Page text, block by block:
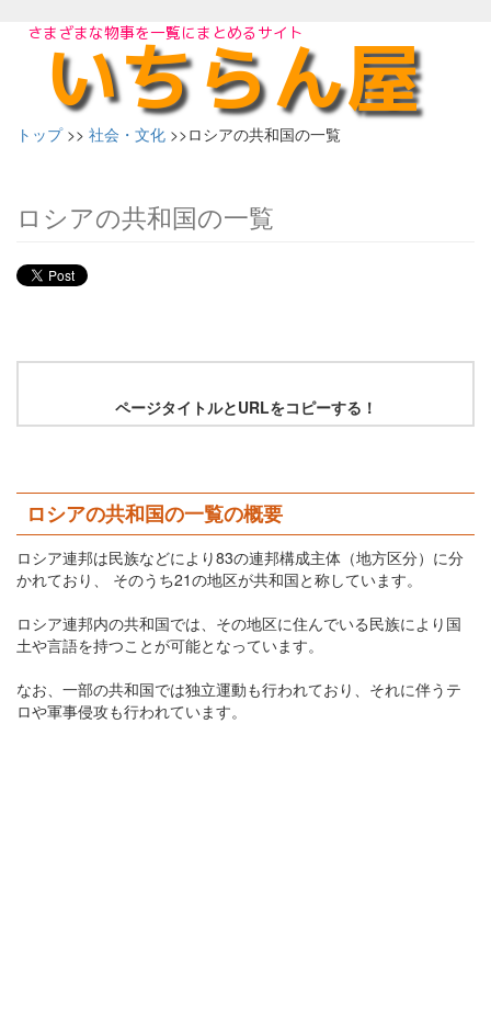
トップ >> 社会・文化 >>ロシアの共和国の一覧
ロシアの共和国の一覧
ページタイトルとURLをコピーする！
ロシアの共和国の一覧の概要
ロシア連邦は民族などにより83の連邦構成主体（地方区分）に分
かれており、 そのうち21の地区が共和国と称しています。
ロシア連邦内の共和国では、その地区に住んでいる民族により国
土や言語を持つことが可能となっています。
なお、一部の共和国では独立運動も行われており、それに伴うテ
ロや軍事侵攻も行われています。